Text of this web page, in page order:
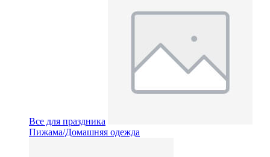
Все для праздника
Пижама/Домашняя одежда